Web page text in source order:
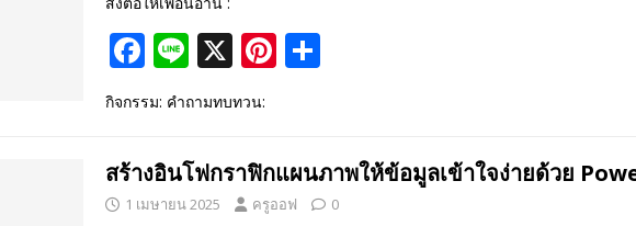
F
ac
e
b
o
Li
e
X Pi
e
st
e
กิจกรรม: คำถามทบทวน:
สร้างอินโฟกราฟิกแผนภาพให้ข้อมูลเข้าใจง่ายด้วย
1 เมษายน 2025 ครูออฟ 0